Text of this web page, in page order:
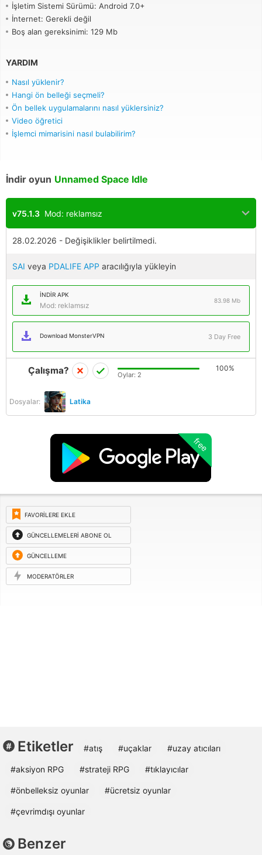
İşletim Sistemi Sürümü: Android 7.0+
İnternet: Gerekli değil
Boş alan gereksinimi: 129 Mb
YARDIM
Nasıl yüklenir?
Hangi ön belleği seçmeli?
Ön bellek uygulamalarını nasıl yüklersiniz?
Video öğretici
İşlemci mimarisini nasıl bulabilirim?
İndir oyun Unnamed Space Idle
v75.1.3 Mod: reklamsız
28.02.2026 - Değişiklikler belirtilmedi.
SAI veya PDALIFE APP aracılığıyla yükleyin
İNDIR APK
Mod: reklamsız
83.98 Mb
Download MonsterVPN 3 Day Free
Dosyalar: Latika
Çalışma? 100%
Oylar: 2
free
FAVORILERE EKLE
GÜNCELLEMELERI ABONE OL
GÜNCELLEME
ISTEĞI
MODERATÖRLER
Etiketler #atış #uçaklar #uzay atıcıları
#aksiyon RPG #strateji RPG #tıklayıcılar
#önbelleksiz oyunlar #ücretsiz oyunlar
#çevrimdışı oyunlar
Benzer